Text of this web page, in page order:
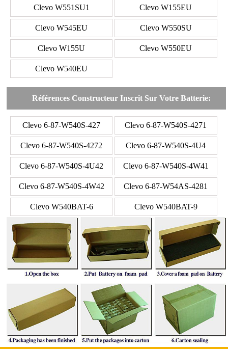
Clevo W551SU1 Clevo W155EU
Clevo W545EU Clevo W550SU
Clevo W155U Clevo W550EU
Clevo W540EU
Références Constructeur Inscrit Sur Votre Batterie:
Clevo 6-87-W540S-427 Clevo 6-87-W540S-4271
Clevo 6-87-W540S-4272 Clevo 6-87-W540S-4U4
Clevo 6-87-W540S-4U42 Clevo 6-87-W540S-4W41
Clevo 6-87-W540S-4W42 Clevo 6-87-W54AS-4281
Clevo W540BAT-6 Clevo W540BAT-9